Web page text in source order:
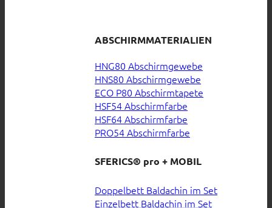
ABSCHIRMMATERIALIEN
HNG80 Abschirmgewebe
HNS80 Abschirmgewebe
ECO P80 Abschirmtapete
HSF54 Abschirmfarbe
HSF64 Abschirmfarbe
PRO54 Abschirmfarbe
SFERICS® pro + MOBIL
Doppelbett Baldachin im Set
Einzelbett Baldachin im Set